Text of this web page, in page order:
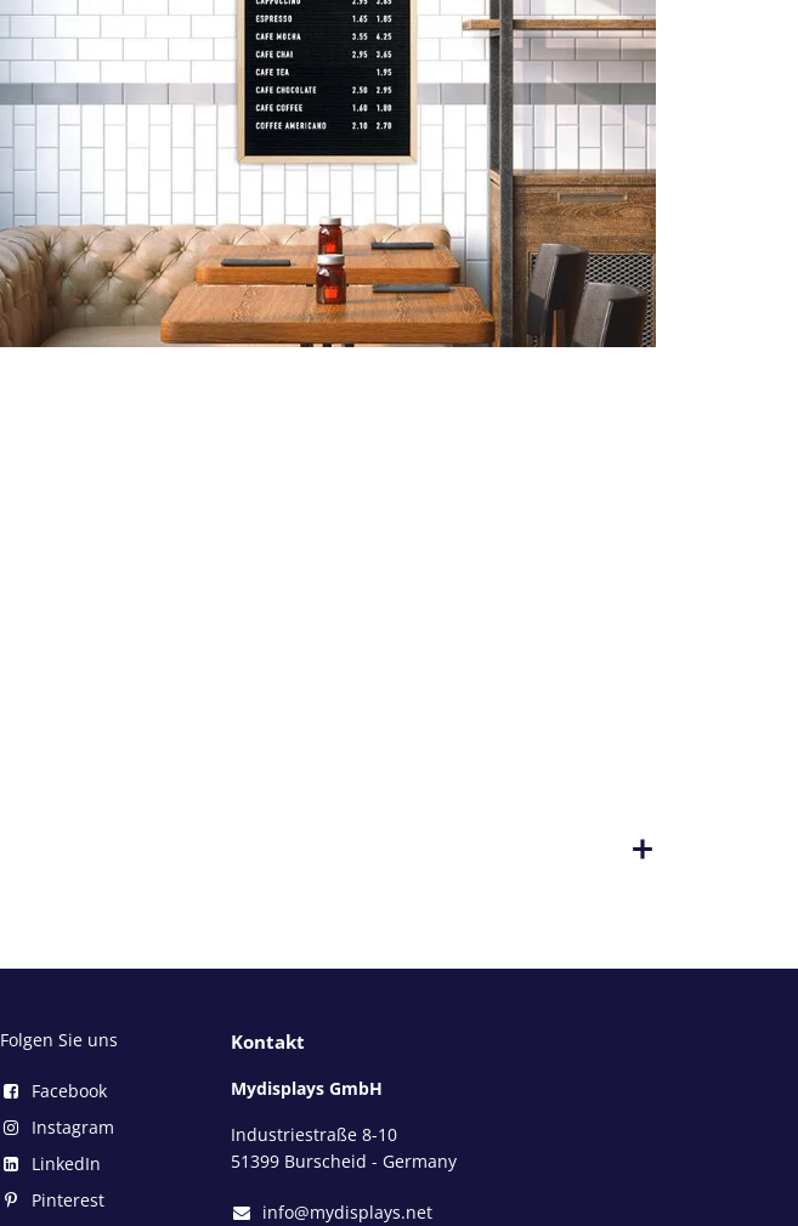
Folgen Sie uns
Facebook
Instagram
LinkedIn
Pinterest
Kontakt
Mydisplays GmbH
Industriestraße 8-10
51399 Burscheid - Germany
info@mydisplays.net